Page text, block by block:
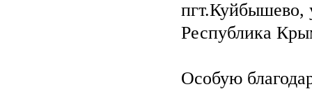
пгт.Куйбышево,
Республика
Особую